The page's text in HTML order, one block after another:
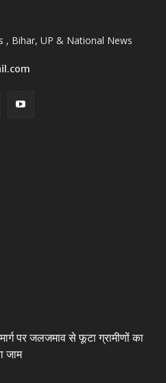
, Bihar, UP & National News
पर जलजमाव से फूटा ग्रामीणों का
जाम